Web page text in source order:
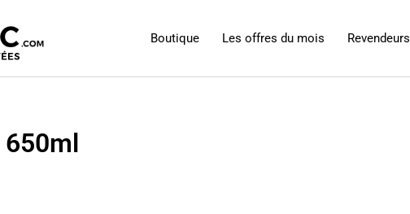
Boutique Les offres du mois Revendeurs